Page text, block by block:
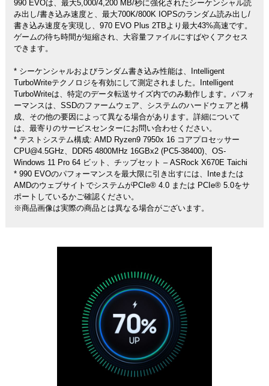
990 EVOは、最大5,000/4,200 MB/秒に強化されたシーケンシャル読
み出し/書き込み速度と、最大700K/800K IOPSのランダム読み出し/
書き込み速度を実現し、970 EVO Plus 2TBより最大43%高速です。
ゲームの待ち時間が短縮され、大容量ファイルにすばやくアクセス
できます。
* シーケンシャルおよびランダム書き込み性能は、Intelligent
TurboWriteテクノロジを有効にして測定されました。Intelligent
TurboWriteは、特定のデータ転送サイズ内でのみ動作します。パフォ
ーマンスは、SSDのファームウェア、システムのハードウェアと構
成、その他の要因によって異なる場合があります。詳細について
は、最寄りのサービスセンターにお問い合わせください。
* テストシステム構成: AMD Ryzen9 7950x 16 コアプロセッサー
CPU@4.5GHz、DDR5 4800MHz 16GBx2 (PC5-38400)、OS-
Windows 11 Pro 64 ビット、チップセット – ASRock X670E Taichi
* 990 EVOのパフォーマンスを最大限に引き出すには、Inteまたは
AMDのウェブサイトでシステムがPCIe® 4.0 または PCIe® 5.0をサ
ポートしているかご確認ください。
※商品画像は実際の商品とは異なる場合がございます。